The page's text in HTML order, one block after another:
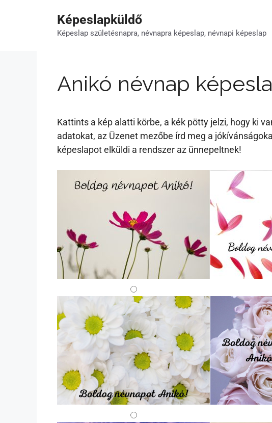
Képeslapküldő
Képeslap születésnapra, névnapra képeslap, névnapi képeslap
Anikó névnap
Kattints a kép alatti körbe, a kék pötty jelzi, hogy ki
adatokat, az Üzenet mezőbe írd meg a
képeslapot elküldi a rendszer az ünnepeltnek!